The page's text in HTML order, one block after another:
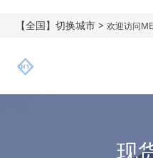
【全国】切换城市 >欢迎访问
现